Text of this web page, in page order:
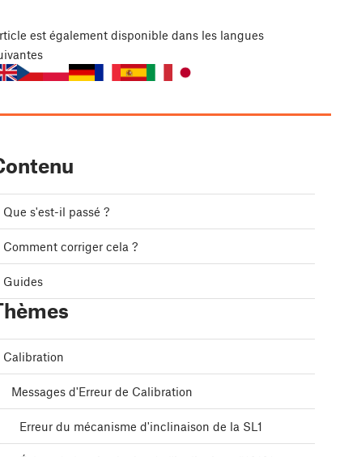
est également disponible dans les langues
Que s'est-il passé ?
Comment corriger cela ?
Guides
Calibration
Messages d'Erreur de Calibration
Erreur du mécanisme d'inclinaison de la SL1